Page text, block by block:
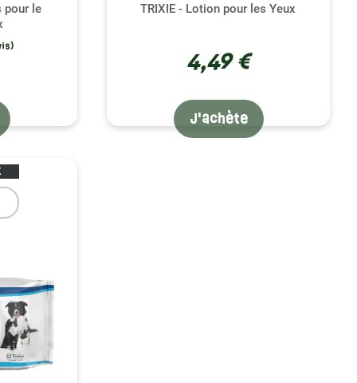
pour le
TRIXIE - Lotion pour les Yeux
4,49 €
J'achète